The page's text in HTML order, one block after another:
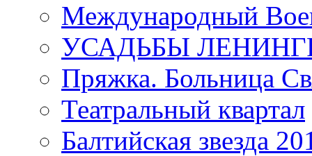
Международный
УСАДЬБЫ
Пряжка. Больница
Театральный квартал
Балтийская звезда